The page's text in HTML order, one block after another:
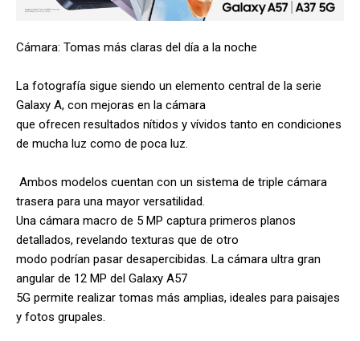
Cámara: Tomas más claras del día a la noche
La fotografía sigue siendo un elemento central de la serie
Galaxy A, con mejoras en la cámara
que ofrecen resultados nítidos y vívidos tanto en condiciones
de mucha luz como de poca luz.
Ambos modelos cuentan con un sistema de triple cámara
trasera para una mayor versatilidad.
Una cámara macro de 5 MP captura primeros planos
detallados, revelando texturas que de otro
modo podrían pasar desapercibidas. La cámara ultra gran
angular de 12 MP del Galaxy A57
5G permite realizar tomas más amplias, ideales para paisajes
y fotos grupales.